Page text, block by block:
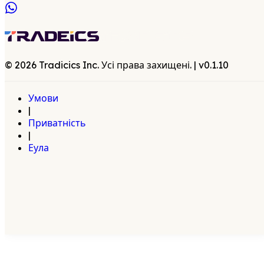
© 2026 Tradicics Inc. Усі права захищені. | v0.1.10
Умови
|
Приватність
|
Еула